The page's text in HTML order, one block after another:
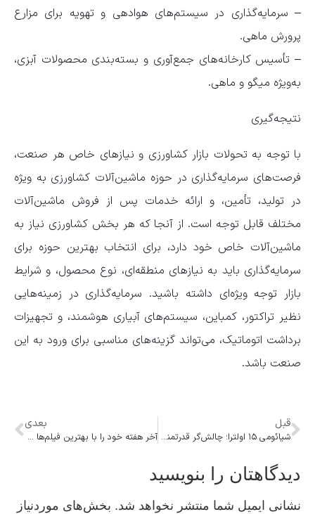
– سرمایه‌گذاری در سیستم‌های هوادهی و تهویه برای مزارع
پرورش ماهی.
– تأسیس کارخانه‌های جمع‌آوری و بسته‌بندی محصولات آبزی،
به‌ویژه میگو و ماهی.
نتیجه‌گیری
با توجه به تحولات بازار کشاورزی و نیازهای خاص هر صنعت،
فرصت‌های سرمایه‌گذاری در حوزه ماشین‌آلات کشاورزی به ویژه
در تولید، تأمین، و ارائه خدمات پس از فروش ماشین‌آلات
مختلف قابل توجه است. از آنجا که هر بخش کشاورزی نیاز به
ماشین‌آلات خاص خود دارد، برای انتخاب بهترین حوزه برای
سرمایه‌گذاری باید به نیازهای منطقه‌ای، نوع محصول، و شرایط
بازار توجه ویژه‌ای داشته باشید. سرمایه‌گذاری در زمینه‌هایی
نظیر تراکتور، کمباین، سیستم‌های آبیاری هوشمند، و تجهیزات
برداشت اتوماتیک، می‌تواند گزینه‌های مناسبی برای ورود به این
صنعت باشد.
قبل
شیائومی ۱۵ اولترا؛ چالش‌گر قدرتمند سامسونگ در عرصه عکاسی تله‌فوتو
بعدی
آخر هفته خود را با بهترین فیلم‌ها و سریال‌های ترکی رنگارنگ کنید!
دیدگاهتان را بنویسید
نشانی ایمیل شما منتشر نخواهد شد. بخش‌های موردنیاز